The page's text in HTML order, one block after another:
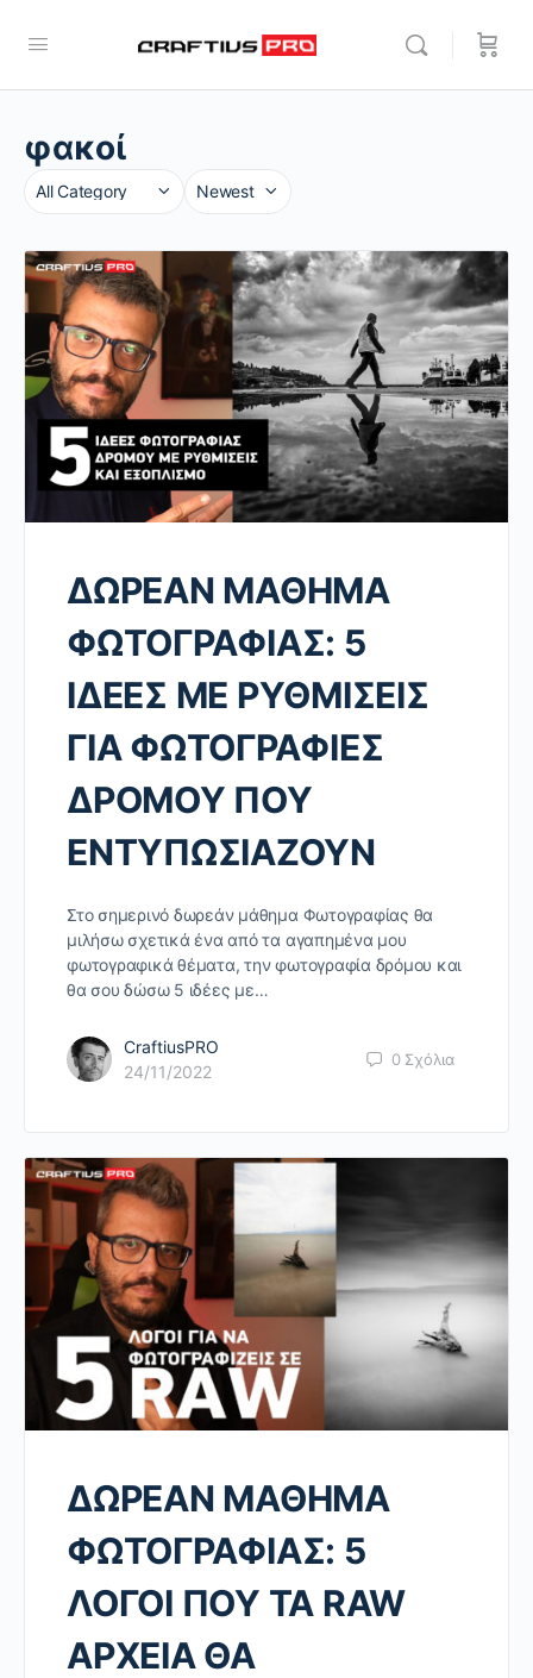
φακοί
Category
Sort
ΔΩΡΕΑΝ ΜΑΘΗΜΑ
ΦΩΤΟΓΡΑΦΙΑΣ: 5
ΙΔΕΕΣ ΜΕ ΡΥΘΜΙΣΕΙΣ
ΓΙΑ ΦΩΤΟΓΡΑΦΙΕΣ
ΔΡΟΜΟΥ ΠΟΥ
ΕΝΤΥΠΩΣΙΑΖΟΥΝ
Στο σημερινό δωρεάν μάθημα Φωτογραφίας θα
μιλήσω σχετικά ένα από τα αγαπημένα μου
φωτογραφικά θέματα, την φωτογραφία δρόμου και
θα σου δώσω 5 ιδέες με…
CraftiusPRO
24/11/2022
0 Σχόλια
ΔΩΡΕΑΝ ΜΑΘΗΜΑ
ΦΩΤΟΓΡΑΦΙΑΣ: 5
ΛΟΓΟΙ ΠΟΥ ΤΑ RAW
ΑΡΧΕΙΑ ΘΑ